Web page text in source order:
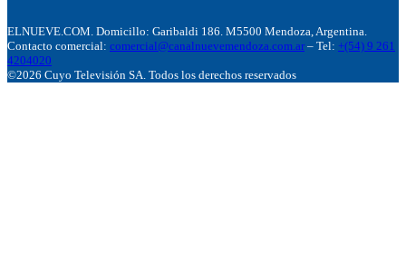
ELNUEVE.COM. Domicillo: Garibaldi 186. M5500 Mendoza, Argentina.
Contacto comercial: comercial@canalnuevemendoza.com.ar – Tel: +(54) 9 261
4204020
©2026 Cuyo Televisión SA. Todos los derechos reservados